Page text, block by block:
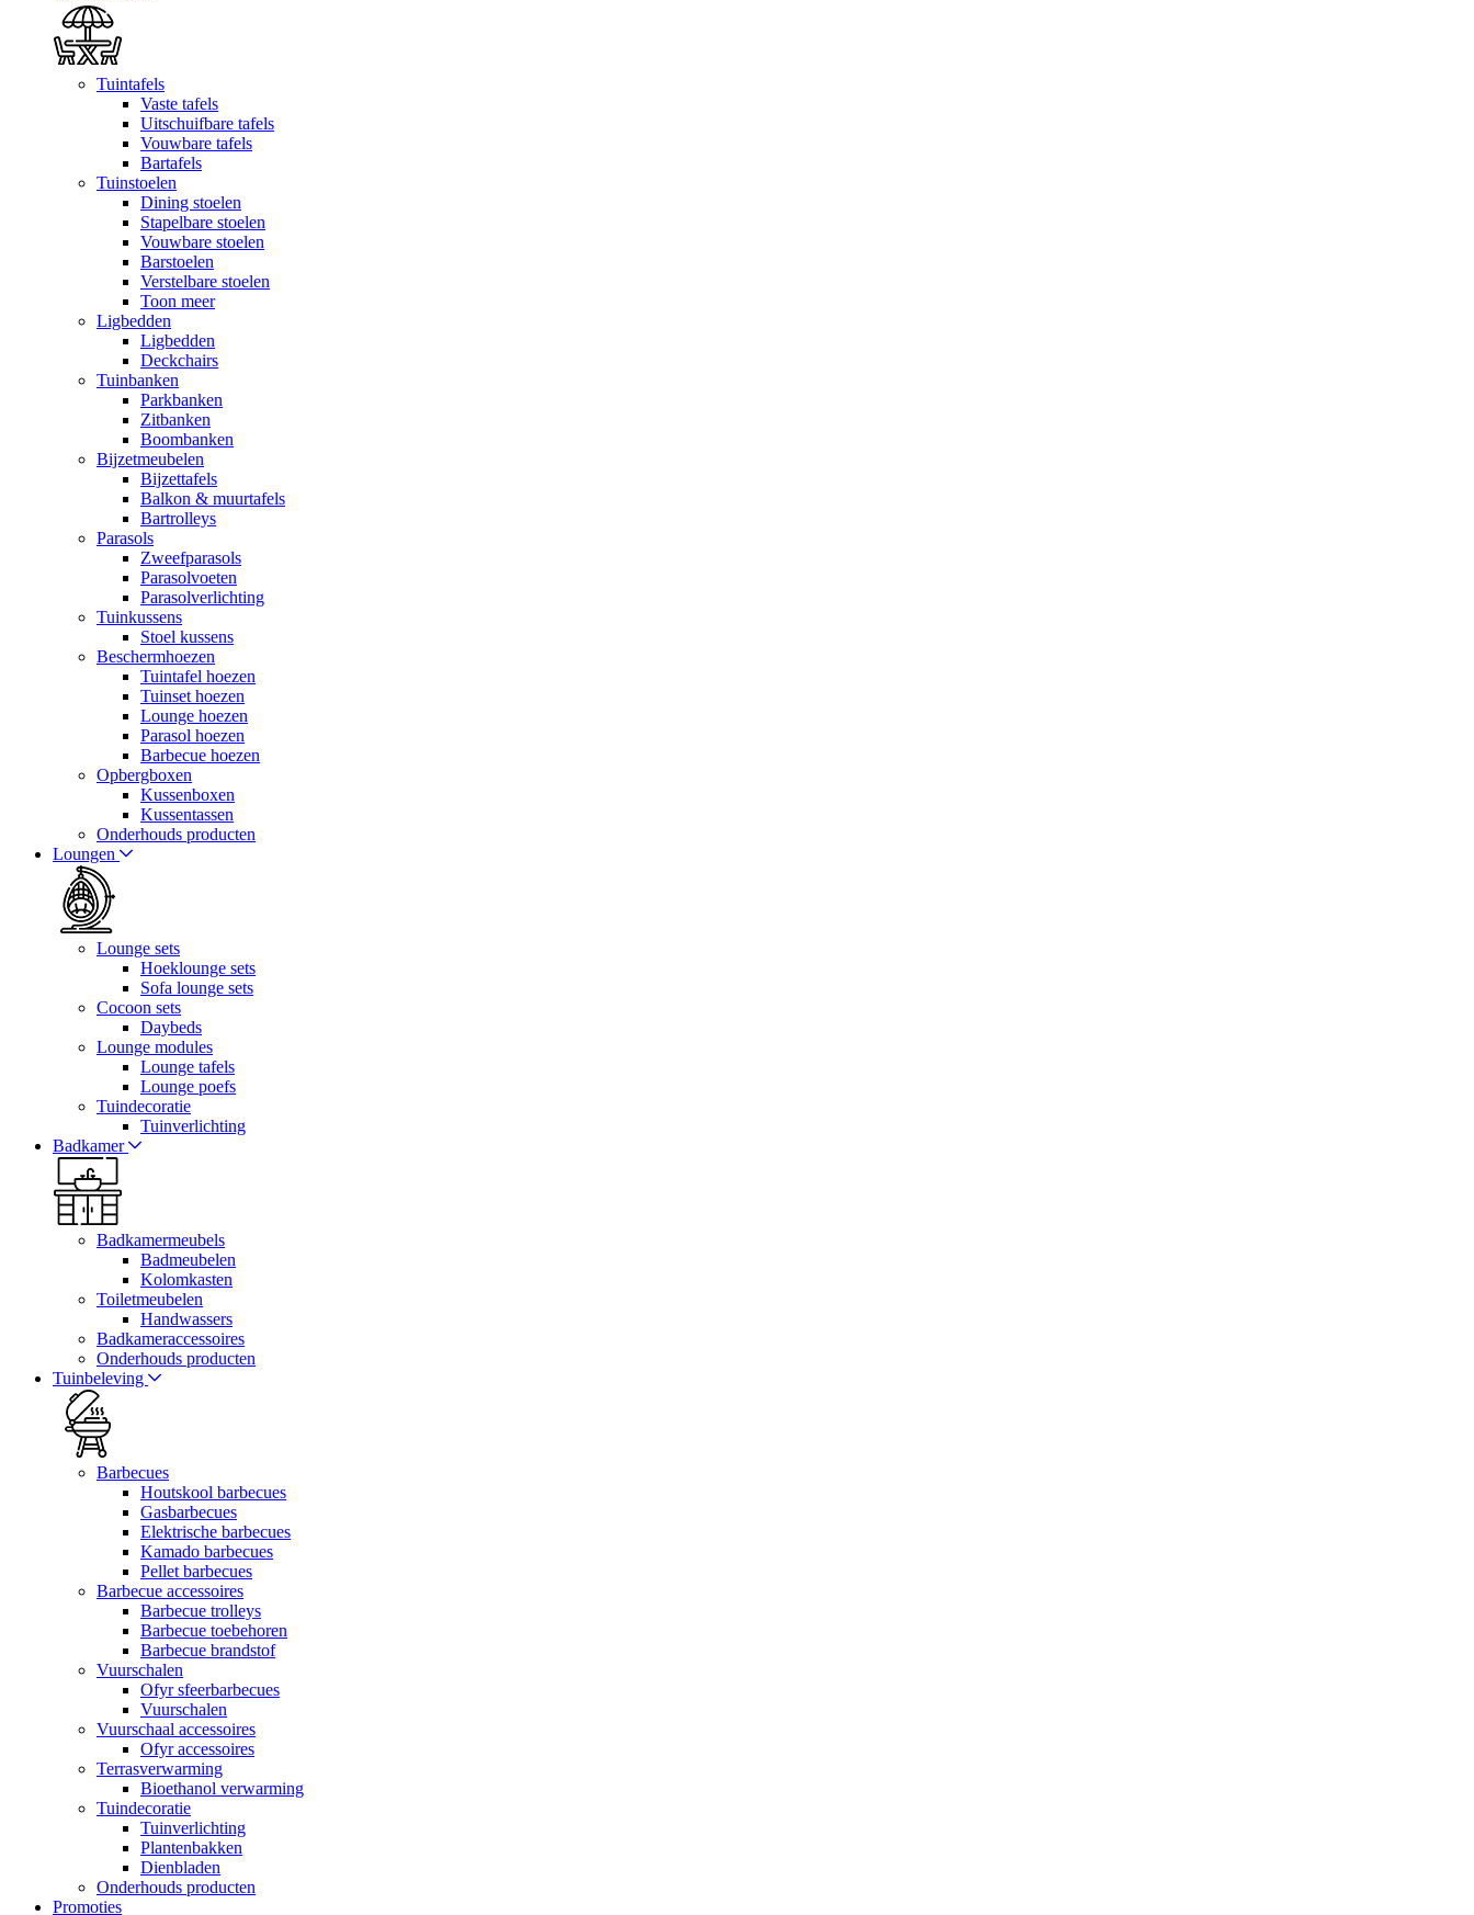
Tuintafels
Vaste tafels
Uitschuifbare tafels
Vouwbare tafels
Bartafels
Tuinstoelen
Dining stoelen
Stapelbare stoelen
Vouwbare stoelen
Barstoelen
Verstelbare stoelen
Toon meer
Ligbedden
Ligbedden
Deckchairs
Tuinbanken
Parkbanken
Zitbanken
Boombanken
Bijzetmeubelen
Bijzettafels
Balkon & muurtafels
Bartrolleys
Parasols
Zweefparasols
Parasolvoeten
Parasolverlichting
Tuinkussens
Stoel kussens
Beschermhoezen
Tuintafel hoezen
Tuinset hoezen
Lounge hoezen
Parasol hoezen
Barbecue hoezen
Opbergboxen
Kussenboxen
Kussentassen
Onderhouds producten
Loungen
Lounge sets
Hoeklounge sets
Sofa lounge sets
Cocoon sets
Daybeds
Lounge modules
Lounge tafels
Lounge poefs
Tuindecoratie
Tuinverlichting
Badkamer
Badkamermeubels
Badmeubelen
Kolomkasten
Toiletmeubelen
Handwassers
Badkameraccessoires
Onderhouds producten
Tuinbeleving
Barbecues
Houtskool barbecues
Gasbarbecues
Elektrische barbecues
Kamado barbecues
Pellet barbecues
Barbecue accessoires
Barbecue trolleys
Barbecue toebehoren
Barbecue brandstof
Vuurschalen
Ofyr sfeerbarbecues
Vuurschalen
Vuurschaal accessoires
Ofyr accessoires
Terrasverwarming
Bioethanol verwarming
Tuindecoratie
Tuinverlichting
Plantenbakken
Dienbladen
Onderhouds producten
Promoties